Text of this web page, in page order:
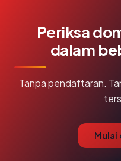
Periksa
dalam
Tanpa pendaftaran.
Mulai